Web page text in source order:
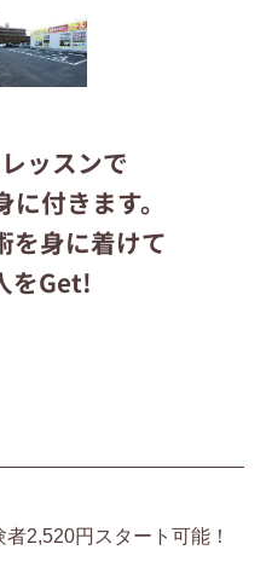
イト
ッスンで
付きます。
を身に着けて
をGet!
2,520円スタート可能！